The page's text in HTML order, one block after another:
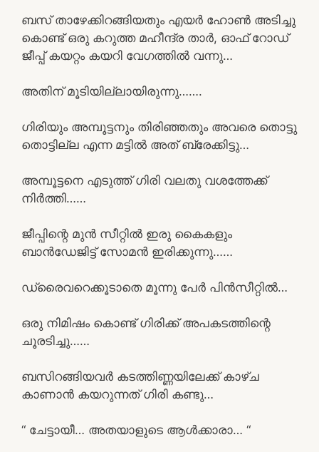
ബസ് താഴേക്കിറങ്ങിയതും എയർ ഹോൺ അടിച്ചു
കൊണ്ട് ഒരു കറുത്ത മഹീന്ദ്ര താർ, ഓഫ് റോഡ്
ജീപ്പ് കയറ്റം കയറി വേഗത്തിൽ വന്നു…
അതിന് മൂടിയില്ലായിരുന്നു…….
ഗിരിയും അമ്പൂട്ടനും തിരിഞ്ഞതും അവരെ തൊട്ടു
തൊട്ടില്ല എന്ന മട്ടിൽ അത് ബ്രേക്കിട്ടു…
അമ്പൂട്ടനെ എടുത്ത് ഗിരി വലതു വശത്തേക്ക്
നിർത്തി……
ജീപ്പിന്റെ മുൻ സീറ്റിൽ ഇരു കൈകളും
ബാൻഡേജിട്ട് സോമൻ ഇരിക്കുന്നു……
ഡ്രൈവറെക്കൂടാതെ മൂന്നു പേർ പിൻസീറ്റിൽ…
ഒരു നിമിഷം കൊണ്ട് ഗിരിക്ക് അപകടത്തിന്റെ
ചൂരടിച്ചു……
ബസിറങ്ങിയവർ കടത്തിണ്ണയിലേക്ക് കാഴ്ച
കാണാൻ കയറുന്നത് ഗിരി കണ്ടു…
“ ചേട്ടായീ… അതയാളുടെ ആൾക്കാരാ… “